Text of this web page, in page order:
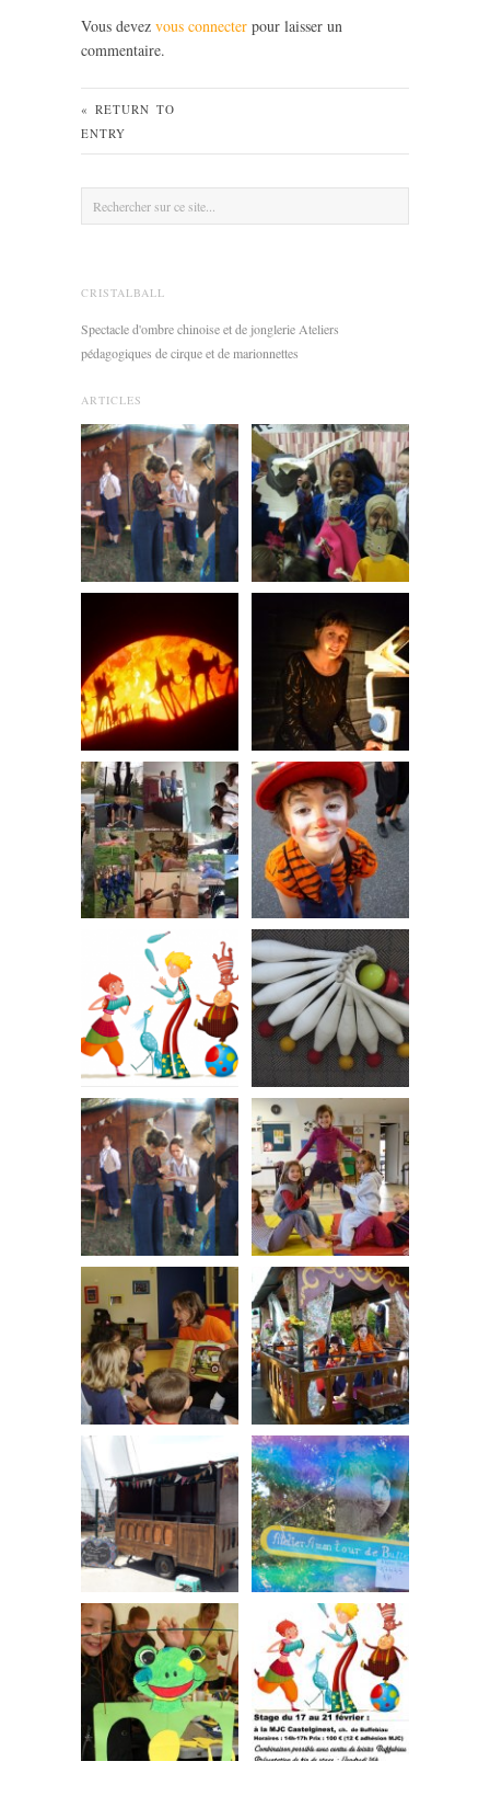
Vous devez vous connecter pour laisser un
commentaire.
« RETURN TO
ENTRY
CRISTALBALL
Spectacle d'ombre chinoise et de jonglerie Ateliers
pédagogiques de cirque et de marionnettes
ARTICLES